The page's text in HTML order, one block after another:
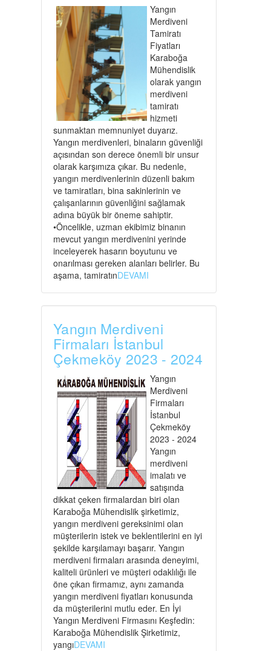
Yangın
Merdiveni
Tamiratı
Fiyatları
Karaboğa
Mühendislik
olarak yangın
merdiveni
tamiratı
hizmeti
sunmaktan memnuniyet duyarız.
Yangın merdivenleri, binaların güvenliği
açısından son derece önemli bir unsur
olarak karşımıza çıkar. Bu nedenle,
yangın merdivenlerinin düzenli bakım
ve tamiratları, bina sakinlerinin ve
çalışanlarının güvenliğini sağlamak
adına büyük bir öneme sahiptir.
•Öncelikle, uzman ekibimiz binanın
mevcut yangın merdivenini yerinde
inceleyerek hasarın boyutunu ve
onarılması gereken alanları belirler. Bu
aşama, tamiratınDEVAMI
Yangın Merdiveni
Firmaları İstanbul
Çekmeköy 2023 - 2024
Yangın
Merdiveni
Firmaları
İstanbul
Çekmeköy
2023 - 2024
Yangın
merdiveni
imalatı ve
satışında
dikkat çeken firmalardan biri olan
Karaboğa Mühendislik şirketimiz,
yangın merdiveni gereksinimi olan
müşterilerin istek ve beklentilerini en iyi
şekilde karşılamayı başarır. Yangın
merdiveni firmaları arasında deneyimi,
kaliteli ürünleri ve müşteri odaklılığı ile
öne çıkan firmamız, aynı zamanda
yangın merdiveni fiyatları konusunda
da müşterilerini mutlu eder. En İyi
Yangın Merdiveni Firmasını Keşfedin:
Karaboğa Mühendislik Şirketimiz,
yangıDEVAMI